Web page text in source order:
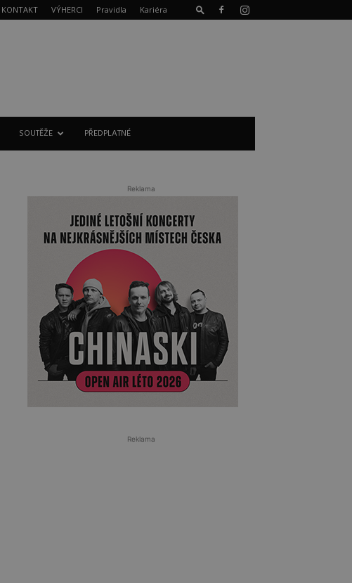
KONTAKT VÝHERCI Pravidla Kariéra
SOUTĚŽE PŘEDPLATNÉ
Reklama
Reklama